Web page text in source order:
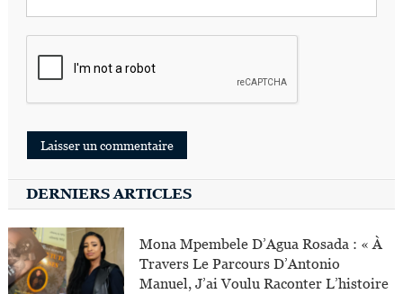
DERNIERS ARTICLES
Mona Mpembele D’Agua Rosada : « À
Travers Le Parcours D’Antonio
Manuel, J’ai Voulu Raconter L’histoire